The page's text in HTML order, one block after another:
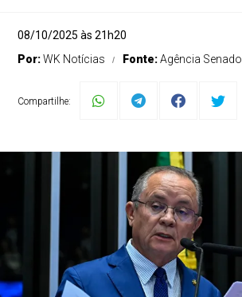
08/10/2025 às 21h20
Por:WK Notícias Fonte:Agência Senado
Compartilhe: